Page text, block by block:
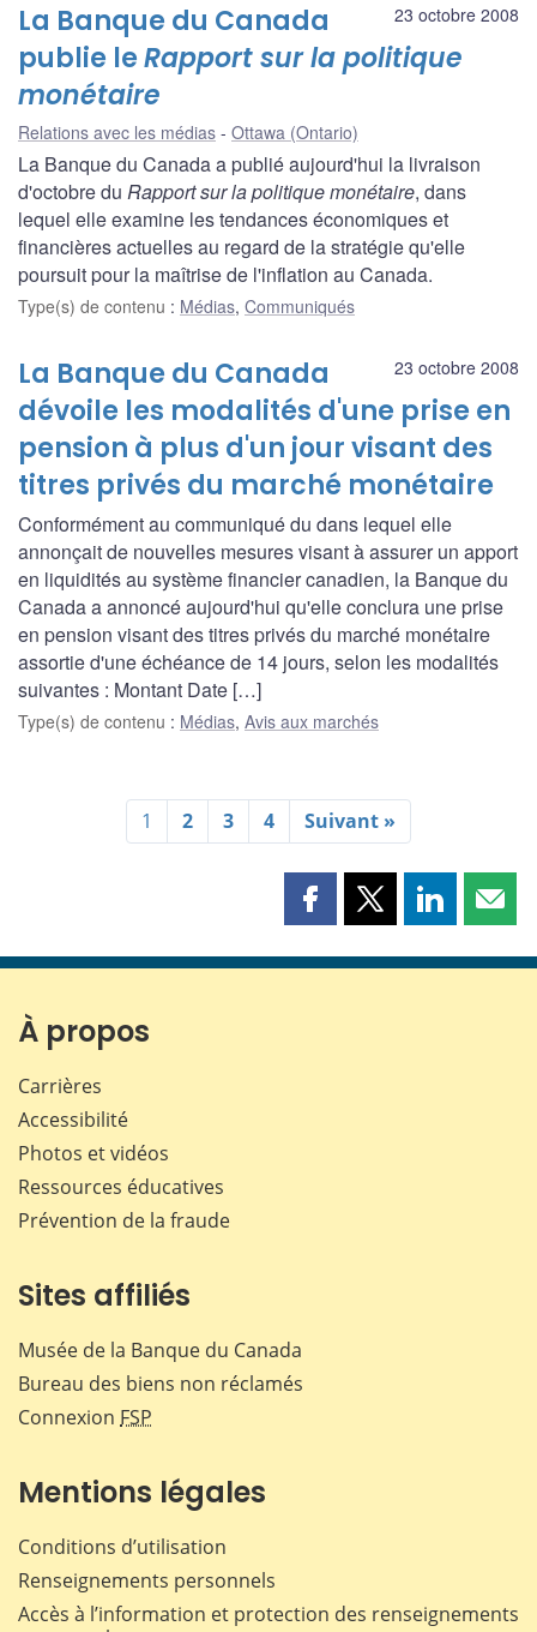
23 octobre 2008
La Banque du Canada
publie leRapport sur la politique
monétaire
Relations avec les médias Ottawa (Ontario)
La Banque du Canada a publié aujourd'hui la livraison
d'octobre du Rapport sur la politique monétaire, dans
lequel elle examine les tendances économiques et
financières actuelles au regard de la stratégie qu'elle
poursuit pour la maîtrise de l'inflation au Canada.
Type(s) de contenu : Médias, Communiqués
23 octobre 2008
La Banque du Canada
dévoile les modalités d'une prise en
pension à plus d'un jour visant des
titres privés du marché monétaire
Conformément au communiqué du dans lequel elle
annonçait de nouvelles mesures visant à assurer un apport
en liquidités au système financier canadien, la Banque du
Canada a annoncé aujourd'hui qu'elle conclura une prise
en pension visant des titres privés du marché monétaire
assortie d'une échéance de 14 jours, selon les modalités
suivantes : Montant Date […]
Type(s) de contenu : Médias, Avis aux marchés
1 2 3 4 Suivant »
Partager
page
Partager
page
Partager
page page
À propos
Carrières
Accessibilité
Photos et vidéos
Ressources éducatives
Prévention de la fraude
Sites affiliés
Musée de la Banque du Canada
Bureau des biens non réclamés
Connexion FSP
Mentions légales
Conditions d’utilisation
Renseignements personnels
Accès à l’information et protection des renseignements